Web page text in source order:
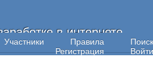
в интернете
Участники Правила
Поиск
Регистрация
Войти